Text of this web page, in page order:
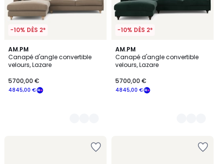
-10% DÈS 2*
AM.PM
Canapé d'angle convertible
velours, Lazare
4845,00 €
5700,00 €
3
Couleurs
-10% DÈS 2*
AM.PM
Canapé d'angle convertible
velours, Lazare
4845,00 €
5700,00 €
16
Couleurs